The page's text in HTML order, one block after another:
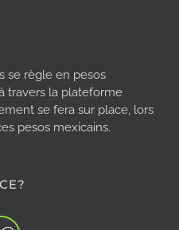
se règle en pesos
travers la plateforme
se fera sur place, lors
pesos mexicains.